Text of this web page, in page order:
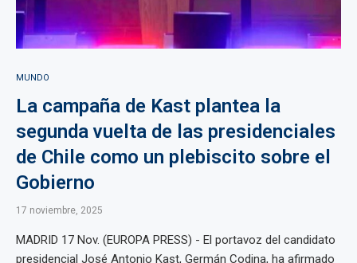
MUNDO
La campaña de Kast plantea la
segunda vuelta de las presidenciales
de Chile como un plebiscito sobre el
Gobierno
17 noviembre, 2025
MADRID 17 Nov. (EUROPA PRESS) - El portavoz del candidato
presidencial José Antonio Kast, Germán Codina, ha afirmado